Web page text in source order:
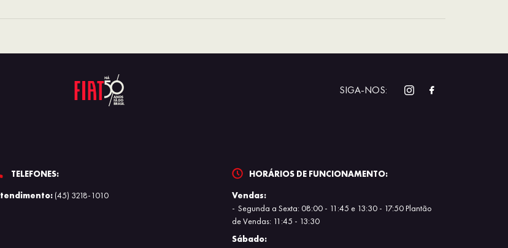
SIGA-NOS:
TELEFONES:
(45) 3218-1010
HORÁRIOS DE FUNCIONAMENTO:
Vendas:
Segunda a Sexta: 08:00 - 11:45 e 13:30 - 17:50 Plantão
de Vendas: 11:45 - 13:30
Sábado: